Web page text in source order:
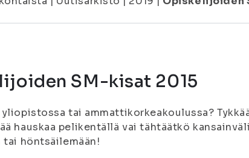
SM-kisat 2015
tai ammattikorkeakoulussa?
hauskaa pelikentällä vai tähtäätkö
tai höntsäilemään!